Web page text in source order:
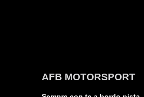
AFB MOTORSPORT